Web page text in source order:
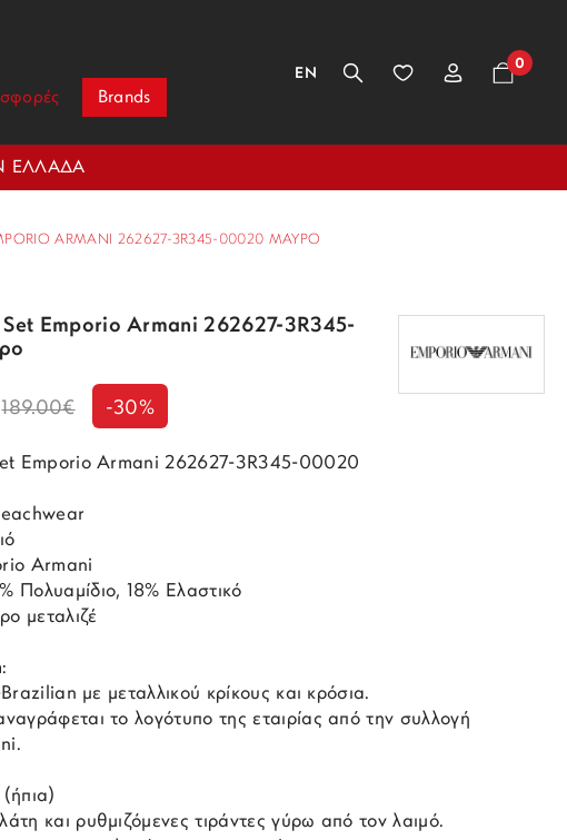
Brands
EN
0
ΕΛΛΑΔΑ
ARMANI 262627-3R345-00020 ΜΑΎΡΟ
Emporio Armani 262627-3R345-
189.00€ -30%
Emporio Armani 262627-3R345-00020
Armani
Πολυαμίδιο, 18% Ελαστικό
μεταλιζέ
με μεταλλικού κρίκους και κρόσια.
το λογότυπο της εταιρίας από την συλλογή
και ρυθμιζόμενες τιράντες γύρω από τον λαιμό.